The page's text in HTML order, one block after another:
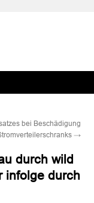
bei Beschädigung
→
durch wild
infolge durch